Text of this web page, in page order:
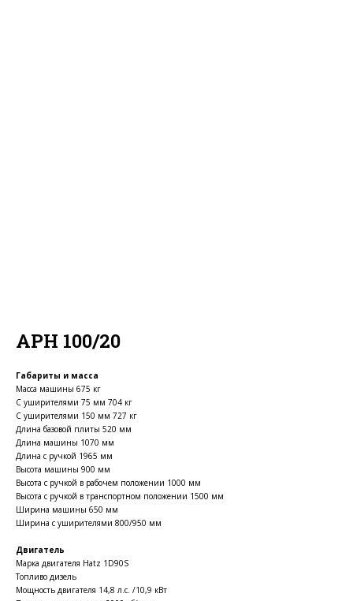
APH 100/20
Габариты и масса
Масса машины 675 кг
С уширителями 75 мм 704 кг
С уширителями 150 мм 727 кг
Длина базовой плиты 520 мм
Длина машины 1070 мм
Длина с ручкой 1965 мм
Высота машины 900 мм
Высота с ручкой в рабочем положении 1000 мм
Высота с ручкой в транспортном положении 1500 мм
Ширина машины 650 мм
Ширина с уширителями 800/950 мм
Двигатель
Марка двигателя Hatz 1D90S
Топливо дизель
Мощность двигателя 14,8 л.с. /10,9 кВт